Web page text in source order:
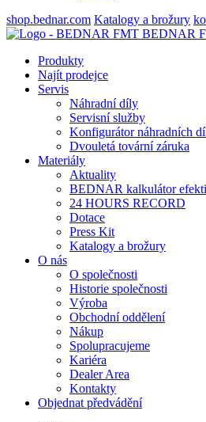
shop.bednar.com Katalogy a brožury
BEDNAR
Produkty
Najít prodejce
Servis
Náhradní díly
Servisní služby
Konfigurátor náhradních
Dvouletá tovární záruka
Materiály
Aktuality
BEDNAR kalkulátor
24 HOURS RECORD
Dotace
Press Kit
Katalogy a brožury
O nás
O společnosti
Historie společnosti
Výroba
Obchodní oddělení
Nákup
Spolupracujeme
Kariéra
Dealer Area
Kontakty
Objednat předvádění